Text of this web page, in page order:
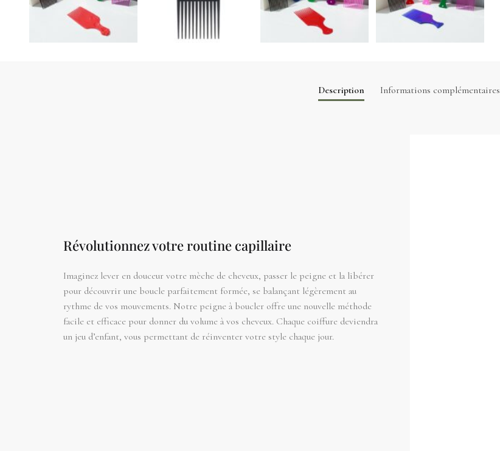
Description Informations complémentaires
Révolutionnez votre routine capillaire
Imaginez lever en douceur votre mèche de cheveux, passer le peigne et la libérer
pour découvrir une boucle parfaitement formée, se balançant légèrement au
rythme de vos mouvements. Notre peigne à boucler offre une nouvelle méthode
facile et efficace pour donner du volume à vos cheveux. Chaque coiffure deviendra
un jeu d’enfant, vous permettant de réinventer votre style chaque jour.